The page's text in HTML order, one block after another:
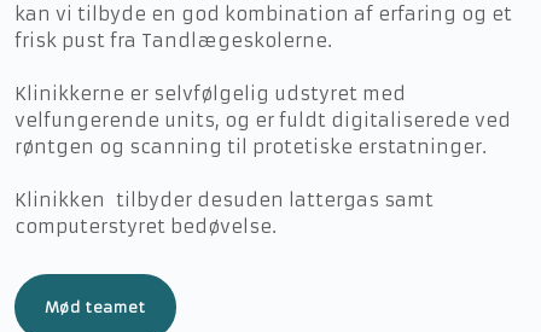
kan vi tilbyde en god kombination af erfaring og et
frisk pust fra Tandlægeskolerne.​
​​Klinikkerne er selvfølgelig udstyret med
velfungerende units, og er fuldt digitaliserede ved
røntgen og scanning til protetiske erstatninger.
Klinikken tilbyder desuden lattergas samt
computerstyret bedøvelse.
Mød teamet